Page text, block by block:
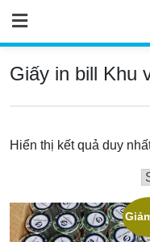
content
Giấy in bill Khu
Hiển thị kết quả duy